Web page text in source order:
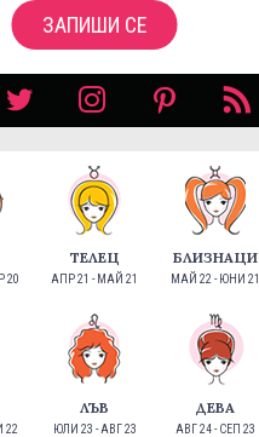
ЗАПИШИ СЕ
20
ТЕЛЕЦ
АПР 21 - МАЙ 21
БЛИЗНАЦИ
МАЙ 22 - ЮНИ 21
22
ЛЪВ
ЮЛИ 23 - АВГ 23
ДЕВА
АВГ 24 - СЕП 23